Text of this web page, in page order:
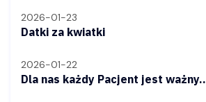
2026-01-23
Datki za kwiatki
2026-01-22
Dla nas każdy Pacjent jest ważny..